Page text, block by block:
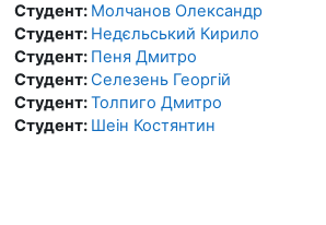
Студент: Молчанов Олександр
Студент: Недєльський Кирило
Студент: Пеня Дмитро
Студент:Селезень Георгій
Студент:Толпиго Дмитро
Студент: Шеін Костянтин